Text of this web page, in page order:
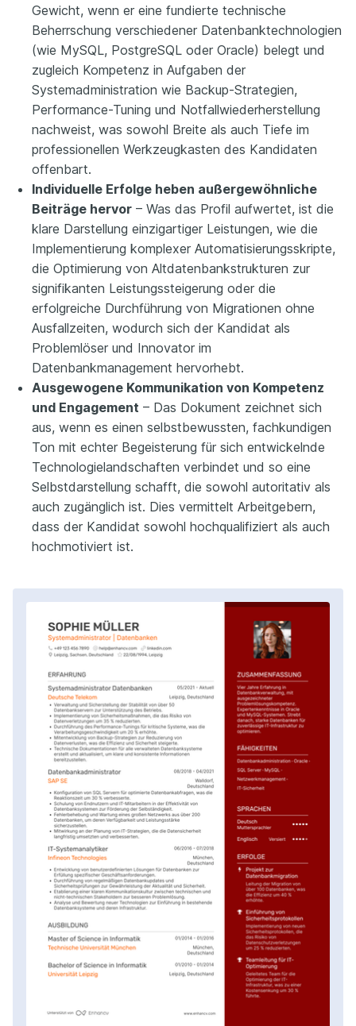
Gewicht, wenn er eine fundierte technische
Beherrschung verschiedener Datenbanktechnologien
(wie MySQL, PostgreSQL oder Oracle) belegt und
zugleich Kompetenz in Aufgaben der
Systemadministration wie Backup-Strategien,
Performance-Tuning und Notfallwiederherstellung
nachweist, was sowohl Breite als auch Tiefe im
professionellen Werkzeugkasten des Kandidaten
offenbart.
Individuelle Erfolge heben außergewöhnliche
Beiträge hervor – Was das Profil aufwertet, ist die
klare Darstellung einzigartiger Leistungen, wie die
Implementierung komplexer Automatisierungsskripte,
die Optimierung von Altdatenbankstrukturen zur
signifikanten Leistungssteigerung oder die
erfolgreiche Durchführung von Migrationen ohne
Ausfallzeiten, wodurch sich der Kandidat als
Problemlöser und Innovator im
Datenbankmanagement hervorhebt.
Ausgewogene Kommunikation von Kompetenz
und Engagement – Das Dokument zeichnet sich
aus, wenn es einen selbstbewussten, fachkundigen
Ton mit echter Begeisterung für sich entwickelnde
Technologielandschaften verbindet und so eine
Selbstdarstellung schafft, die sowohl autoritativ als
auch zugänglich ist. Dies vermittelt Arbeitgebern,
dass der Kandidat sowohl hochqualifiziert als auch
hochmotiviert ist.